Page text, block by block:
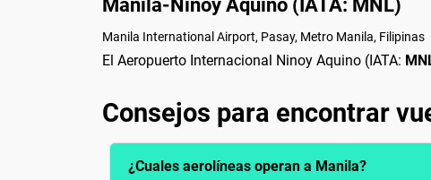
Manila International Airport, Pasay, Metro Manila, Filipinas
El Aeropuerto Internacional Ninoy Aquino (IATA:
Consejos para encontrar
¿Cuales aerolíneas operan a Manila?